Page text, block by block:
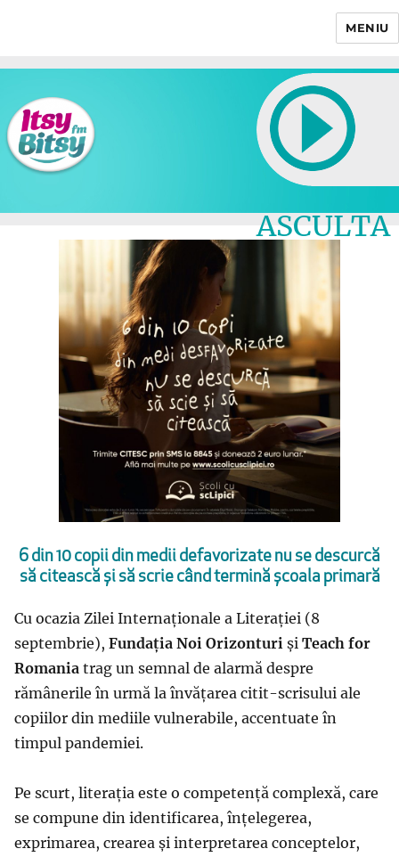
MENIU
ASCULTA
LIVE
6 din 10 copii din medii defavorizate nu se descurcă
să citească și să scrie când termină școala primară
Cu ocazia Zilei Internaționale a Literației (8
septembrie), Fundația Noi Orizonturi și Teach for
Romania trag un semnal de alarmă despre
rămânerile în urmă la învățarea citit-scrisului ale
copiilor din mediile vulnerabile, accentuate în
timpul pandemiei.
Pe scurt, literația este o competență complexă, care
se compune din identificarea, înțelegerea,
exprimarea, crearea și interpretarea conceptelor,